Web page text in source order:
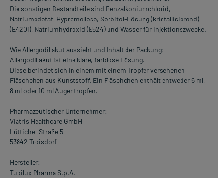
Die sonstigen Bestandteile sind Benzalkoniumchlorid,
Natriumedetat, Hypromellose, Sorbitol-Lösung (kristallisierend)
(E420i), Natriumhydroxid (E524) und Wasser für Injektionszwecke.
Wie Allergodil akut aussieht und Inhalt der Packung:
Allergodil akut ist eine klare, farblose Lösung.
Diese befindet sich in einem mit einem Tropfer versehenen
Fläschchen aus Kunststoff. Ein Fläschchen enthält entweder 6 ml,
8 ml oder 10 ml Augentropfen.
Pharmazeutischer Unternehmer:
Viatris Healthcare GmbH
Lütticher Straße 5
53842 Troisdorf
Hersteller:
Tubilux Pharma S.p.A.